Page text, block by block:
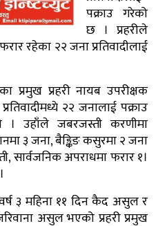
पक्राउ गरेको
छ । प्रहरीले
रहेका २२ जना प्रतिवादीलाई
प्रमुख प्रहरी नायब उपरीक्षक
२२ जनालाई पक्राउ
उहाँले जबरजस्ती करणीमा
३ जना, बैङ्किङ कसुरमा २ जना
सार्वजनिक अपराधमा फरार १।
३ महिना ११ दिन कैद असुल र
असुल भएको प्रहरी प्रमुख